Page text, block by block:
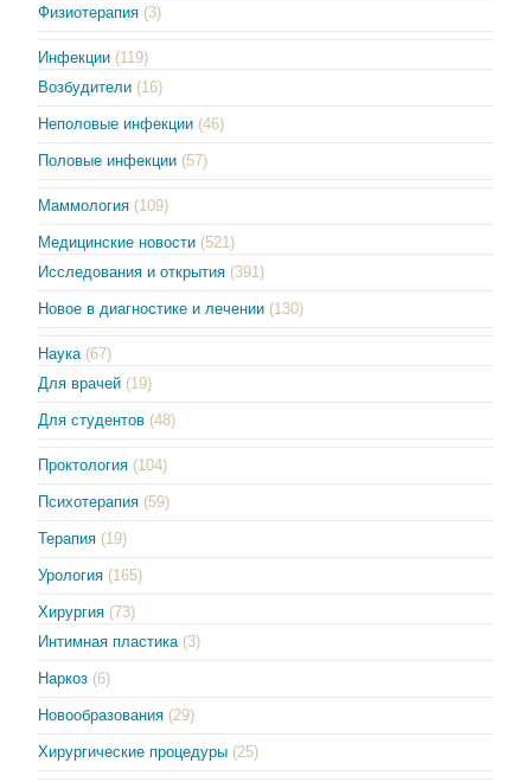
Физиотерапия (3)
Инфекции (119)
Возбудители (16)
Неполовые инфекции (46)
Половые инфекции (57)
Маммология (109)
Медицинские новости (521)
Исследования и открытия (391)
Новое в диагностике и лечении (130)
Наука (67)
Для врачей (19)
Для студентов (48)
Проктология (104)
Психотерапия (59)
Терапия (19)
Урология (165)
Хирургия (73)
Интимная пластика (3)
Наркоз (6)
Новообразования (29)
Хирургические процедуры (25)